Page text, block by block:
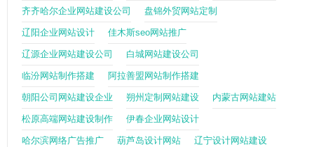
齐齐哈尔企业网站建设公司 盘锦外贸网站定制
辽阳企业网站设计 佳木斯seo网站推广
辽源企业网站建设公司 白城网站建设公司
临汾网站制作搭建 阿拉善盟网站制作搭建
朝阳公司网站建设企业 朔州定制网站建设 内蒙古网站建站
松原高端网站建设制作 伊春企业网站设计
哈尔滨网络广告推广 葫芦岛设计网站 辽宁设计网站建设